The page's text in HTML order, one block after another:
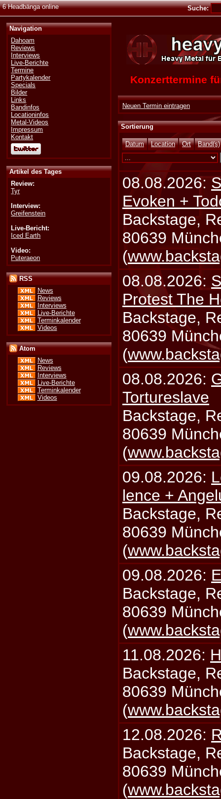
6 Headbänga online Suche:
Navigation
Dahoam
Reviews
Interviews
Live-Berichte
Termine
Partykalender
Specials
Bilder
Links
Bandinfos
Locationinfos
Metal-Videos
Impressum
Kontakt
Artikel des Tages
Review:
Tyr
Interview:
Greifenstein
Live-Bericht:
Iced Earth
Video:
Puteraeon
RSS
News
Reviews
Interviews
Live-Berichte
Terminkalender
Videos
Atom
News
Reviews
Interviews
Live-Berichte
Terminkalender
Videos
Konzerttermine
Neuen Termin eintragen
Sortierung
Datum Location Ort Band(s)
08.08.2026:
Evoken +
Backstage,
80639
(
08.08.2026:
Protest The
Backstage,
80639
(
08.08.2026:
Tortureslave
Backstage,
80639
(
09.08.2026:
lence +
Backstage,
80639
(
09.08.2026:
Backstage,
80639
(
11.08.2026:
Backstage,
80639
(
12.08.2026:
Backstage,
80639
(